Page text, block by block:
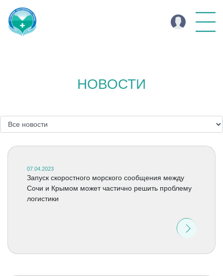
НОВОСТИ
07.04.2023
Запуск скоростного морского сообщения между
Сочи и Крымом может частично решить проблему
логистики